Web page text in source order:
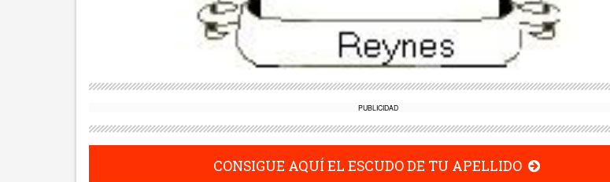
PUBLICIDAD
CONSIGUE AQUÍ EL ESCUDO DE TU APELLIDO